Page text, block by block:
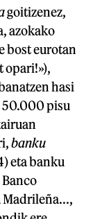
goitizenez,
azokako
bost eurotan
opari!»),
hasi
50.000 pisu
banku
eta banku
Madrileña...,